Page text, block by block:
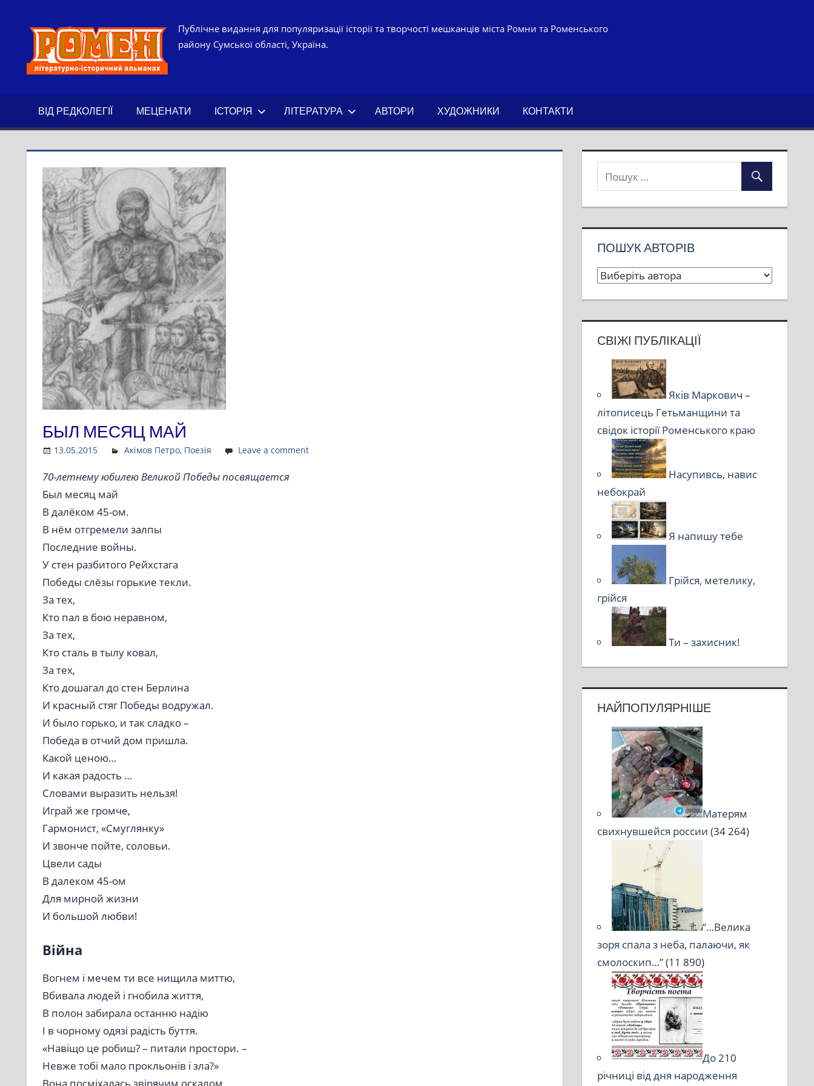
РОМЕН.
ІСТОРИЧНИЙ
АЛЬМАНАХ.
Публічне видання для популяризації історії та творчості мешканців міста Ромни та Роменського
району Сумської області, Україна.
ВІД РЕДКОЛЕГІЇ МЕЦЕНАТИ ІСТОРІЯ ЛІТЕРАТУРА АВТОРИ ХУДОЖНИКИ КОНТАКТИ
БЫЛ МЕСЯЦ МАЙ
13.05.2015 Admin
Акімов Петро, Поезія Leave a comment
70-летнему юбилею Великой Победы посвящается
Был месяц май
В далёком 45-ом.
В нём отгремели залпы
Последние войны.
У стен разбитого Рейхстага
Победы слёзы горькие текли.
За тех,
Кто пал в бою неравном,
За тех,
Кто сталь в тылу ковал,
За тех,
Кто дошагал до стен Берлина
И красный стяг Победы водружал.
И было горько, и так сладко –
Победа в отчий дом пришла.
Какой ценою…
И какая радость …
Словами выразить нельзя!
Играй же громче,
Гармонист, «Смуглянку»
И звонче пойте, соловьи.
Цвели сады
В далеком 45-ом
Для мирной жизни
И большой любви!
Війна
Вогнем і мечем ти все нищила миттю,
Вбивала людей і гнобила життя,
В полон забирала останню надію
І в чорному одязі радість буття.
«Навіщо це робиш? – питали простори. –
Невже тобі мало прокльонів і зла?»
Вона посміхалась звірячим оскалом,
ПОШУК АВТОРІВ
СВІЖІ ПУБЛІКАЦІЇ
Яків Маркович –
літописець Гетьманщини та
свідок історії Роменського краю
Насупивсь, навис
небокрай
Я напишу тебе
Грійся, метелику,
грійся
Ти – захисник!
НАЙПОПУЛЯРНІШЕ
Матерям
свихнувшейся россии (34 264)
“…Велика
зоря спала з неба, палаючи, як
смолоскип…”(11 890)
До 210
річниці від дня народження